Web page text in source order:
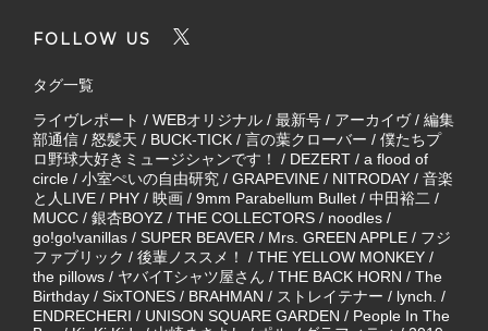
FOLLOW US
タグ一覧
ライヴレポート / WEBオリジナル / 最新号 / アーカイヴ/ 編集
部通信 / 怒髪天 / BUCK-TICK / 言の葉クローバー / 僕たちプ
ロ野球大好きミュージシャンです！
/ DEZERT / a flood of
circle / 小室ぺいの自由研究 / GRAPEVINE / NITRODAY / 音楽
と人LIVE / PHY / 映画 / 9mm Parabellum Bullet / 中田裕二 /
MUCC / 銀杏BOYZ / THE COLLECTORS / noodles /
go!go!vanillas / SUPER BEAVER / Mrs. GREEN APPLE / フジ
ファブリック / 後輩ノススメ！ / THE YELLOW MONKEY /
the pillows / ヤバイTシャツ屋さん / THE BACK HORN / The
Birthday / SixTONES / BRAHMAN / ストレイテナー / lynch. /
ENDRECHERI / UNISON SQUARE GARDEN / People In The